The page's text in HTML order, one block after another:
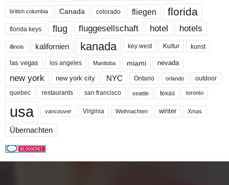
british columbia Canada colorado fliegen florida
florida keys flug fluggesellschaft hotel hotels
illinois kalifornien kanada key west Kultur kunst
las vegas los angeles Manitoba miami nevada
new york new york city NYC Ontario orlando outdoor
quebec restaurants san francisco seattle texas toronto
usa vancouver Virginia Weihnachten winter Xmas
Übernachten